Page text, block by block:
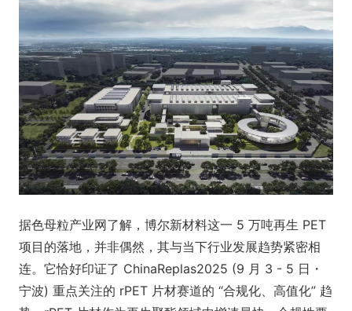
据色母粒产业网了解，博尔新材料这一 5 万吨再生 PET
项目的落地，并非偶然，其与当下行业发展趋势紧密相
连。它恰好印证了 ChinaReplas2025 (9 月 3 - 5 日・
宁波) 重点关注的 rPET 片材赛道的 “合规化、高值化” 趋